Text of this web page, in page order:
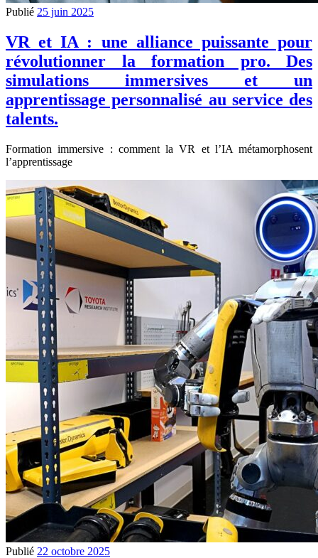
Publié 25 juin 2025
VR et IA : une alliance puissante pour
révolutionner la formation pro. Des
simulations immersives et un
apprentissage personnalisé au service des
talents.
Formation immersive : comment la VR et l’IA métamorphosent
l’apprentissage
Publié 22 octobre 2025